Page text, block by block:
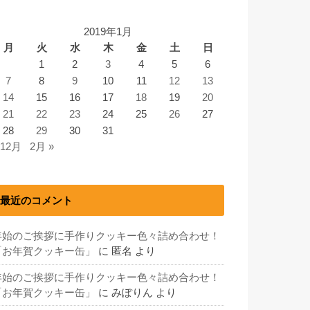
2019年1月
月
火 水 木 金 土
日
1
2 3 4 5
6
7
8 9 10 11 12
13
14
15 16 17 18 19
20
21
22 23 24 25 26
27
28
29 30
31
月
2月 »
最近のコメント
始のご挨拶に手作りクッキー色々詰め合わせ！
年賀クッキー缶」
に 匿名 より
始のご挨拶に手作りクッキー色々詰め合わせ！
年賀クッキー缶」
に みぽりん より